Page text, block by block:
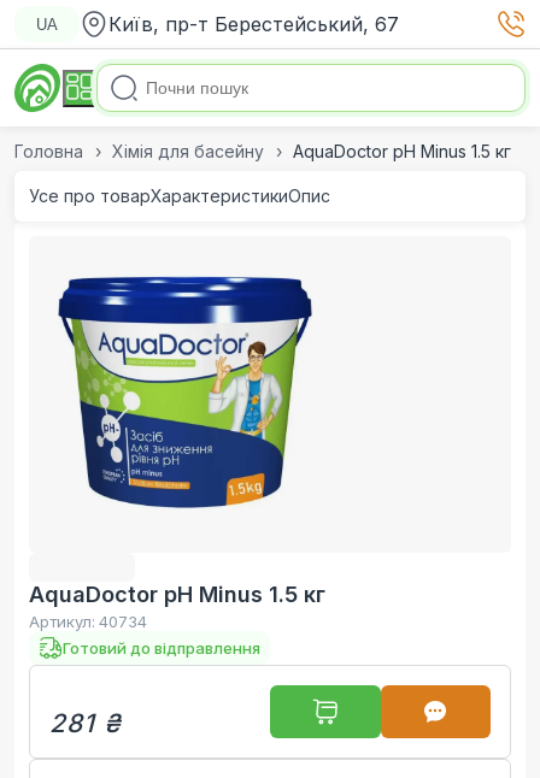
UA Київ, пр-т Берестейський, 67
Головна Хімія для басейну AquaDoctor pH Minus 1.5 кг
Усе про товарХарактеристикиОпис
AquaDoctor pH Minus 1.5 кг
Артикул: 40734
Готовий до відправлення
281 ₴